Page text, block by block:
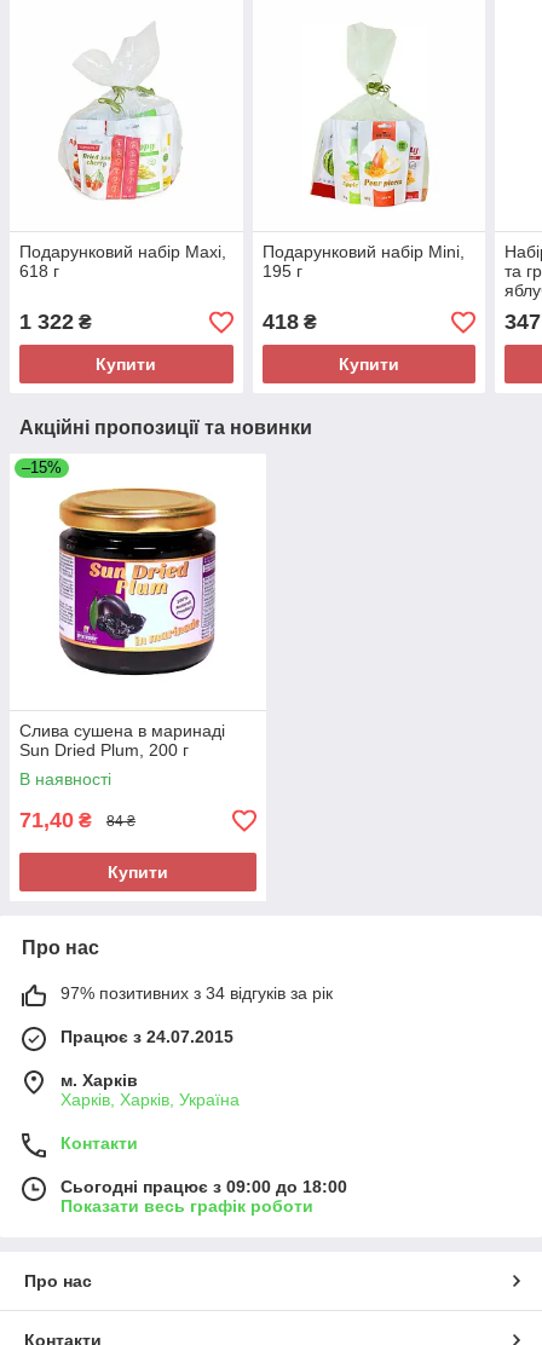
Подарунковий набір Maxi,
618 г
1 322 ₴
Купити
Подарунковий набір Mini,
195 г
418₴
Купити
та
347
Акційні пропозиції та новинки
–15%
Слива сушена в маринаді
Sun Dried Plum, 200 г
В наявності
71,40 ₴ 84 ₴
Купити
Про нас
97% позитивних з 34 відгуків за рік
Працює з 24.07.2015
м. Харків
Харків, Харків, Україна
Контакти
Сьогодні працює з 09:00 до 18:00
Показати весь графік роботи
Про нас
Контакти